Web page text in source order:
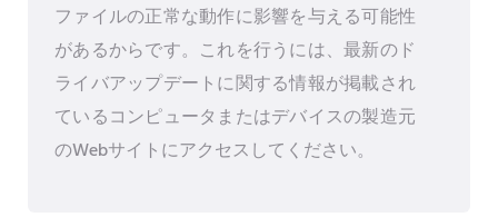
ファイルの正常な動作に影響を与える可能性
があるからです。これを行うには、最新のド
ライバアップデートに関する情報が掲載され
ているコンピュータまたはデバイスの製造元
のWebサイトにアクセスしてください。